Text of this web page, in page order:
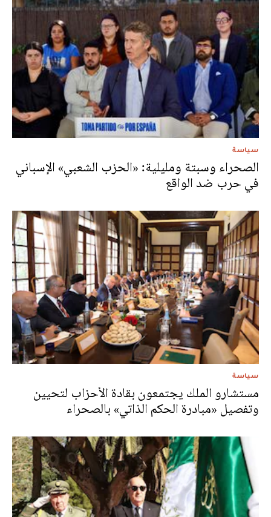
سياسة
الصحراء وسبتة ومليلية: «الحزب الشعبي» الإسباني
في حرب ضد الواقع
سياسة
مستشارو الملك يجتمعون بقادة الأحزاب لتحيين
وتفصيل «مبادرة الحكم الذاتي» بالصحراء